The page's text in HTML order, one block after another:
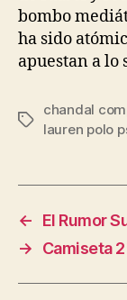
bombo
ha sido
apuestan a lo
Etiquetas
chandal
lauren polo
←
El Rumor
→
Camiseta